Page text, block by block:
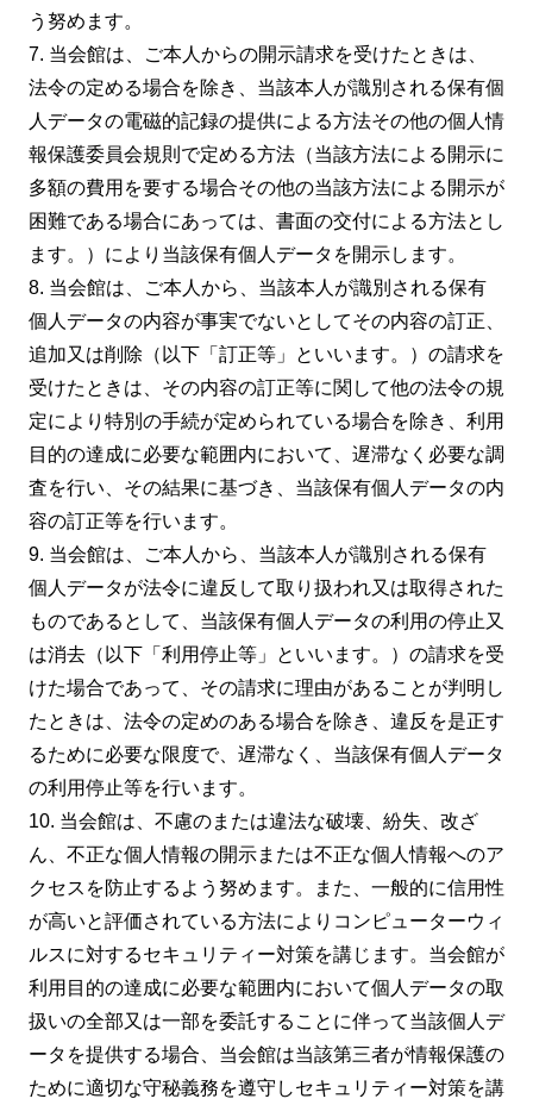
う努めます。
7. 当会館は、ご本人からの開示請求を受けたときは、
法令の定める場合を除き、当該本人が識別される保有個
人データの電磁的記録の提供による方法その他の個人情
報保護委員会規則で定める方法（当該方法による開示に
多額の費用を要する場合その他の当該方法による開示が
困難である場合にあっては、書面の交付による方法とし
ます。）により当該保有個人データを開示します。
8. 当会館は、ご本人から、当該本人が識別される保有
個人データの内容が事実でないとしてその内容の訂正、
追加又は削除（以下「訂正等」といいます。）の請求を
受けたときは、その内容の訂正等に関して他の法令の規
定により特別の手続が定められている場合を除き、利用
目的の達成に必要な範囲内において、遅滞なく必要な調
査を行い、その結果に基づき、当該保有個人データの内
容の訂正等を行います。
9. 当会館は、ご本人から、当該本人が識別される保有
個人データが法令に違反して取り扱われ又は取得された
ものであるとして、当該保有個人データの利用の停止又
は消去（以下「利用停止等」といいます。）の請求を受
けた場合であって、その請求に理由があることが判明し
たときは、法令の定めのある場合を除き、違反を是正す
るために必要な限度で、遅滞なく、当該保有個人データ
の利用停止等を行います。
10. 当会館は、不慮のまたは違法な破壊、紛失、改ざ
ん、不正な個人情報の開示または不正な個人情報へのア
クセスを防止するよう努めます。また、一般的に信用性
が高いと評価されている方法によりコンピューターウィ
ルスに対するセキュリティー対策を講じます。当会館が
利用目的の達成に必要な範囲内において個人データの取
扱いの全部又は一部を委託することに伴って当該個人デ
ータを提供する場合、当会館は当該第三者が情報保護の
ために適切な守秘義務を遵守しセキュリティー対策を講